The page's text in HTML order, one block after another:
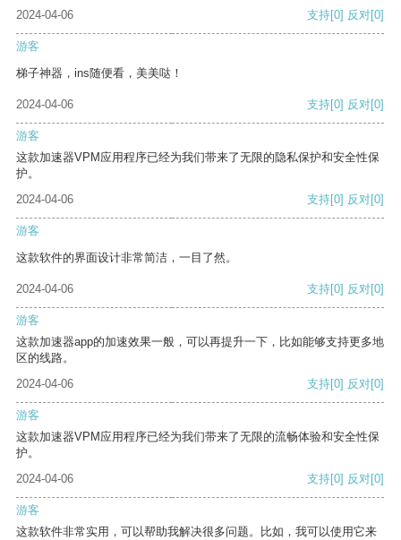
2024-04-06 支持[0] 反对[0]
游客
梯子神器，ins随便看，美美哒！
2024-04-06 支持[0] 反对[0]
游客
这款加速器VPM应用程序已经为我们带来了无限的隐私保护和安全性保
护。
2024-04-06
支持[0] 反对[0]
游客
这款软件的界面设计非常简洁，一目了然。
2024-04-06 支持[0] 反对[0]
游客
这款加速器app的加速效果一般，可以再提升一下，比如能够支持更多地
区的线路。
2024-04-06
支持[0] 反对[0]
游客
这款加速器VPM应用程序已经为我们带来了无限的流畅体验和安全性保
护。
2024-04-06
支持[0] 反对[0]
游客
这款软件非常实用，可以帮助我解决很多问题。比如，我可以使用它来